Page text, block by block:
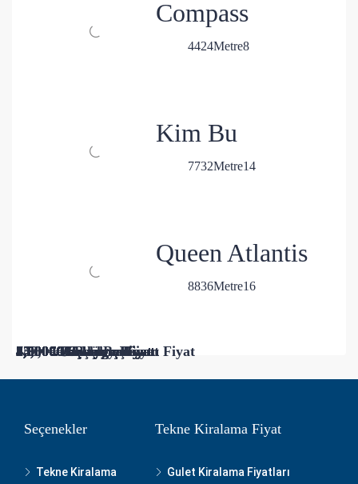
5,000€/Başlayan
3,000€/Günlük
130,000€/Başlayan
7,500€/Başlayan Fiyat
25,000€/Başlayan Fiyat
5,000€/Başlayan Fiyat
4,500€/Başlayan
44,300€/Gün -Başlayan Fiyat
1,900€/Başlayan
8,000€/Başlangıç
2,500€/Başlayan Fiyat
3,000€/Başlangıç Fiyatı
Compass
4424Metre8
Kim Bu
7732Metre14
1,000€/Başlangıç Fiyatı
Queen Atlantis
8836Metre16
3,500€/Başlangıç Fiyatı
Seçenekler
Tekne Kiralama
Tekne Kiralama Fiyat
Gulet Kiralama Fiyatları